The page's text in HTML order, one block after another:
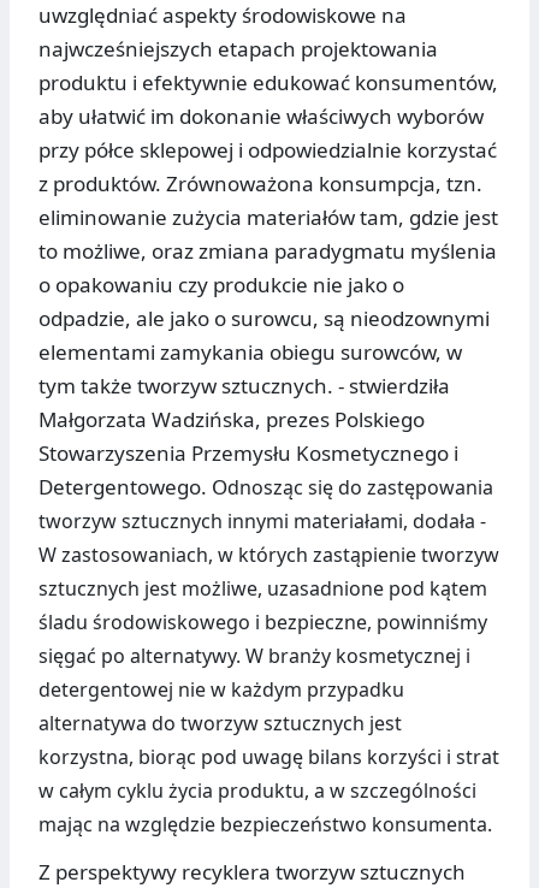
uwzględniać aspekty środowiskowe na
najwcześniejszych etapach projektowania
produktu i efektywnie edukować konsumentów,
aby ułatwić im dokonanie właściwych wyborów
przy półce sklepowej i odpowiedzialnie korzystać
z produktów. Zrównoważona konsumpcja, tzn.
eliminowanie zużycia materiałów tam, gdzie jest
to możliwe, oraz zmiana paradygmatu myślenia
o opakowaniu czy produkcie nie jako o
odpadzie, ale jako o surowcu, są nieodzownymi
elementami zamykania obiegu surowców, w
tym także tworzyw sztucznych. - stwierdziła
Małgorzata Wadzińska, prezes Polskiego
Stowarzyszenia Przemysłu Kosmetycznego i
Detergentowego. Odnosząc się do zastępowania
tworzyw sztucznych innymi materiałami, dodała -
W zastosowaniach, w których zastąpienie tworzyw
sztucznych jest możliwe, uzasadnione pod kątem
śladu środowiskowego i bezpieczne, powinniśmy
sięgać po alternatywy. W branży kosmetycznej i
detergentowej nie w każdym przypadku
alternatywa do tworzyw sztucznych jest
korzystna, biorąc pod uwagę bilans korzyści i strat
w całym cyklu życia produktu, a w szczególności
mając na względzie bezpieczeństwo konsumenta.
Z perspektywy recyklera tworzyw sztucznych